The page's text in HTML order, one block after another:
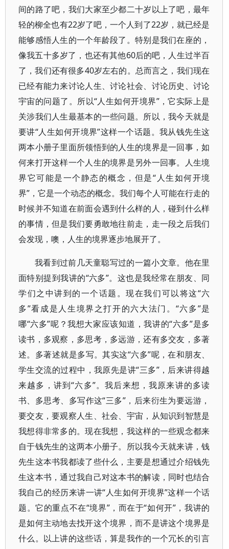
间的路了吧，我们大家至少都二十岁以上了吧，最年
轻的柳全也有22岁了吧，一个人到了22岁，就已经是
能够感悟人生的一个年龄段了。特别是我们在座的，
像我五十多岁了，也还有其他60后的吧，人生过半百
了，我们还有很多40岁左右的。总而言之，我们现在
已经有能力来讨论人生、讨论社会、讨论历史、讨论
宇宙的问题了。所以“人生如何开境界”，它实际上是
关涉我们人生最基本的一些问题。所以，我今天就是
要讲“人生如何开境界”这样一个话题。我从钱先生这
两本小册子里面所领悟到的人生的境界是一回事，如
何来打开这样一个人生的境界是另外一回事。人生境
界它可能是一个静态的概念，但是“人生如何开境
界”，它是一个动态的概念。我们每个人可能在行走的
时候并不知道在前面会遇到什么样的人，碰到什么样
的事情，但是我们要勇敢地往前走，走一段之后我们
会发现，噢，人生的境界逐步地展开了。
我看到过前几天童聪写过的一篇小文章。他在里
面特别提到我讲的“六多”。这也是我经常在朋友、同
学们之中讲到的一个话题。现在我们可以将这“六
多”看成是人生境界之打开的六大法门。“六多”是
哪“六多”呢？我想大家应该知道，我讲的“六多”是多
读书，多观察，多思考，多远游，还有多交友，多著
述。多著述就是多写。其实这“六多”呢，在和朋友、
学生交流的过程中，我原先是讲“三多”，后来讲得越
来越多，讲到“六多”。我后来想，我原来讲的多读
书、多思考、多写作这“三多”，后来衍生为要远游，
要交友，要观察人生、社会、宇宙，从知识到智慧是
我想得非常多的。现在我想，我这样的一些观念都来
自于钱先生的这两本小册子。所以我今天就来讲，钱
先生这本书我都读了些什么，主要是想通过介绍钱先
生这本书，通过我自己对这本书的解读，同时也结合
我自己的经历来讲一讲“人生如何开境界”这样一个话
题。它的重点不在“境界”，而在于“如何开”，我讲的
是如何主动地去找开这个境界，而不是讲这个境界是
什么。以上讲的这些话，算是我作的一个冗长的引言